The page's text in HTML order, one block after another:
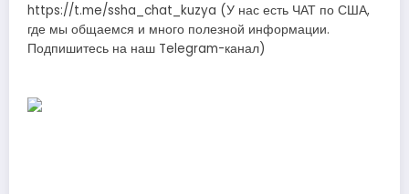
https://t.me/ssha_chat_kuzya (У нас есть ЧАТ по США,
где мы общаемся и много полезной информации.
Подпишитесь на наш Telegram-канал)